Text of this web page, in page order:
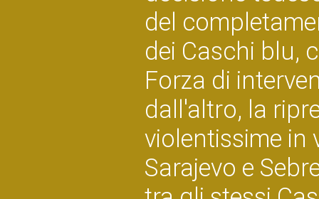
del
dei Caschi blu,
Forza di
dall'altro, la
violentissime in
Sarajevo e